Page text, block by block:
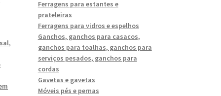
,
Ferragens para estantes e
prateleiras
Ferragens para vidros e espelhos
Ganchos, ganchos para casacos,
ganchos para toalhas, ganchos para
serviços pesados, ganchos para
cordas
Gavetas e gavetas
Móveis pés e pernas